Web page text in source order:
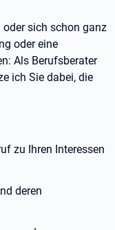
sich schon ganz
oder eine
Als Berufsberater
ich Sie dabei, die
zu Ihren Interessen
deren